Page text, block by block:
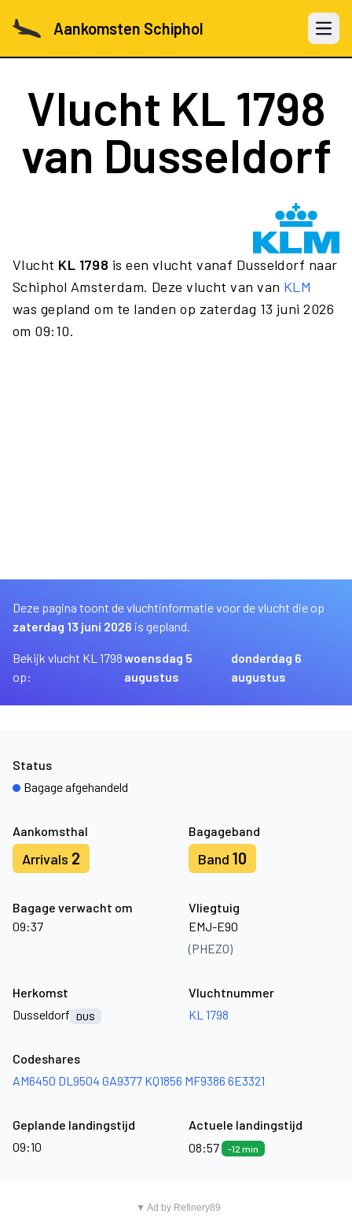
Aankomsten Schiphol Open
Vlucht KL 1798
van Dusseldorf
Vlucht KL 1798 is een vlucht vanaf Dusseldorf naar
Schiphol Amsterdam. Deze vlucht van van KLM
was gepland om te landen op zaterdag 13 juni 2026
om 09:10.
Deze pagina toont de vluchtinformatie voor de vlucht die op
zaterdag 13 juni 2026 is gepland.
Bekijk vlucht KL 1798
op:
woensdag 5
augustus
donderdag 6
augustus
Aankomsthal
Arrivals 2
Bagageband
Band 10
Bagage verwacht om
09:37
Vliegtuig
EMJ-E90
(PHEZO)
Status
Bagage afgehandeld
Herkomst
Dusseldorf
DUS
Vluchtnummer
KL 1798
Codeshares
AM6450 DL9504 GA9377 KQ1856 MF9386 6E3321
Geplande landingstijd
09:10
Actuele landingstijd
08:57
-12 min
▼ Ad by Refinery89